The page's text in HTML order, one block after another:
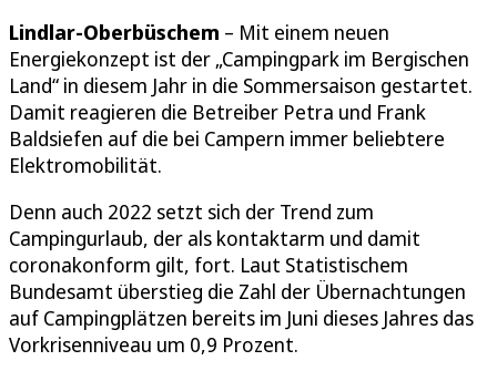
Lindlar-Oberbüschem – Mit einem neuen
Energiekonzept ist der „Campingpark im Bergischen
Land“ in diesem Jahr in die Sommersaison gestartet.
Damit reagieren die Betreiber Petra und Frank
Baldsiefen auf die bei Campern immer beliebtere
Elektromobilität.
Denn auch 2022 setzt sich der Trend zum
Campingurlaub, der als kontaktarm und damit
coronakonform gilt, fort. Laut Statistischem
Bundesamt überstieg die Zahl der Übernachtungen
auf Campingplätzen bereits im Juni dieses Jahres das
Vorkrisenniveau um 0,9 Prozent.